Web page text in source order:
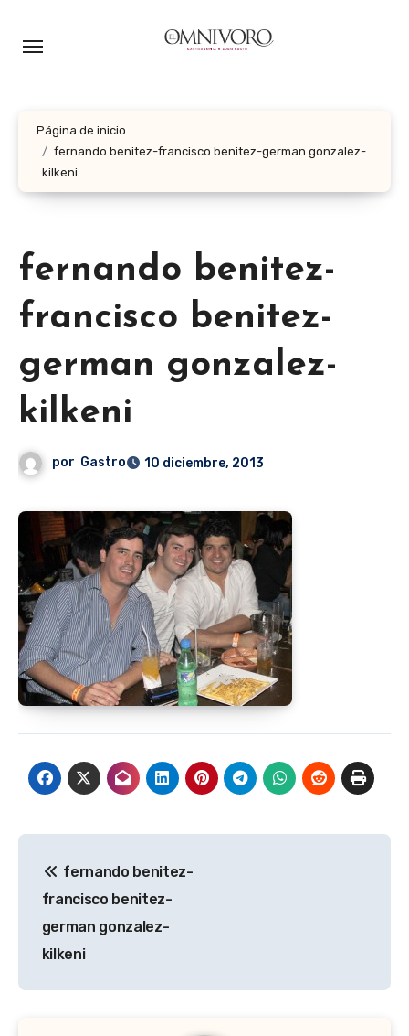
Página de inicio
fernando benitez-francisco benitez-german gonzalez-
kilkeni
fernando benitez-
francisco benitez-
german gonzalez-
kilkeni
por Gastro 10 diciembre, 2013
de
entradas
fernando benitez-
francisco benitez-
german gonzalez-
kilkeni